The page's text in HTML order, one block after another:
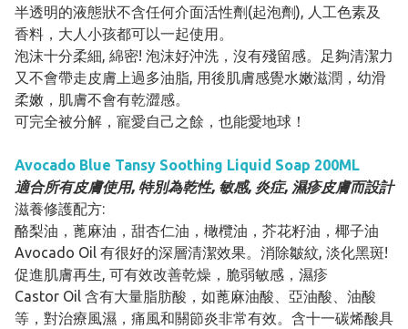
半透明的液態狀不含任何介面活性劑(起泡劑), 人工色素及
香料，大人小孩都可以一起使用。
泡沫十分柔細, 綿密! 泡沫好沖洗，沒有殘留感。足夠清潔力
又不會帶走皮膚上過多油脂, 用後肌膚感覺水嫩滋潤，幼滑
柔嫩，肌膚不會有乾澀感。
可完全被分解，寵愛自己之餘，也能愛地球！
Avocado Blue Tansy Soothing Liquid Soap 200ML
適合所有皮膚使用, 特別為乾性, 敏感, 炎症, 濕疹皮膚而設計
滋養修護配方:
酪梨油，蓖麻油，甜杏仁油，橄欖油，芥花籽油，椰子油
Avocado Oil 有很好的深層清潔效果。消除皺紋, 淡化黑斑!
促進肌膚再生, 可有效改善乾燥，脆弱敏感，濕疹
Castor Oil 含有大量脂肪酸，如蓖麻油酸、亞油酸、油酸
等，對治療風濕，痛風和關節炎非常有效。含十一碳烯酸具